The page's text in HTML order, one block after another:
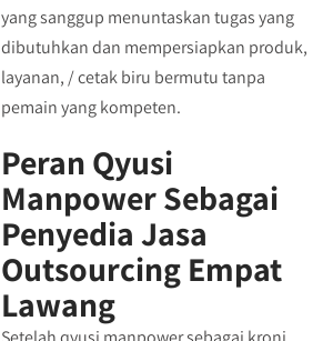
yang sanggup menuntaskan tugas yang
dibutuhkan dan mempersiapkan produk,
layanan, / cetak biru bermutu tanpa
pemain yang kompeten.
Peran Qyusi
Manpower Sebagai
Penyedia Jasa
Outsourcing Empat
Lawang